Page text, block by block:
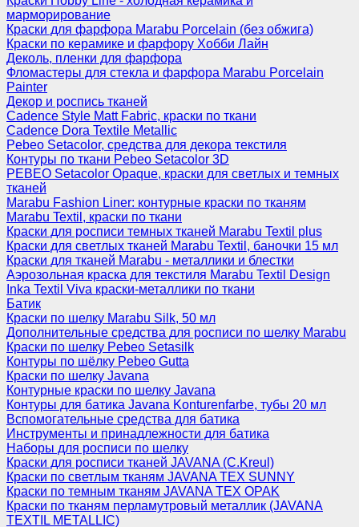
марморирование
Краски для фарфора Marabu Porcelain (без обжига)
Краски по керамике и фарфору Хобби Лайн
Деколь, пленки для фарфора
Фломастеры для стекла и фарфора Marabu Porcelain
Painter
Декор и роспись тканей
Cadence Style Matt Fabric, краски по ткани
Cadence Dora Textile Metallic
Pebeo Setacolor, средства для декора текстиля
Контуры по ткани Pebeo Setacolor 3D
PEBEO Setacolor Opaque, краски для светлых и темных
тканей
Marabu Fashion Liner: контурные краски по тканям
Marabu Textil, краски по ткани
Краски для росписи темных тканей Marabu Textil plus
Краски для светлых тканей Marabu Textil, баночки 15 мл
Краски для тканей Marabu - металлики и блестки
Аэрозольная краска для текстиля Marabu Textil Design
Inka Textil Viva краски-металлики по ткани
Батик
Краски по шелку Marabu Silk, 50 мл
Дополнительные средства для росписи по шелку Marabu
Краски по шелку Pebeo Setasilk
Контуры по шёлку Pebeo Gutta
Краски по шелку Javana
Контурные краски по шелку Javana
Контуры для батика Javana Konturenfarbe, тубы 20 мл
Вспомогательные средства для батика
Инструменты и принадлежности для батика
Наборы для росписи по шелку
Краски для росписи тканей JAVANA (C.Kreul)
Краски по светлым тканям JAVANA TEX SUNNY
Краски по темным тканям JAVANA TEX OPAK
Краски по тканям перламутровый металлик (JAVANA
TEXTIL METALLIC)